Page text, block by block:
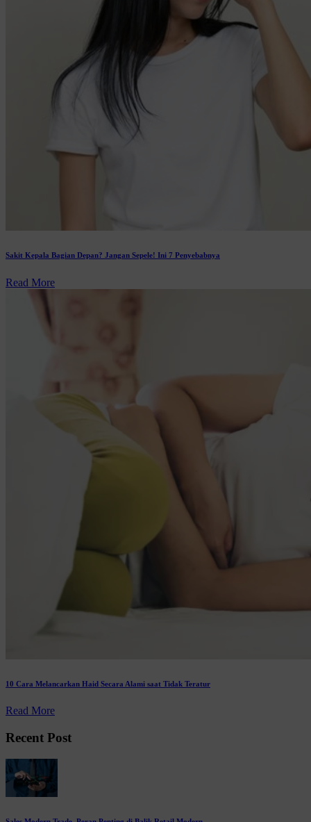
Sakit Kepala Bagian Depan? Jangan Sepele! Ini 7 Penyebabnya
Read More
10 Cara Melancarkan Haid Secara Alami saat Tidak Teratur
Read More
Recent Post